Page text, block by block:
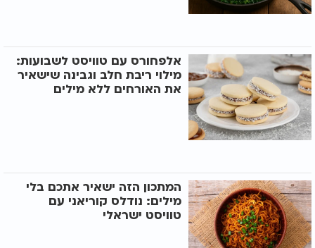
אלפחורס עם טוויסט לשבועות:
מילוי ריבת חלב וגבינה שישאיר
את האורחים ללא מילים
המתכון הזה ישאיר אתכם בלי
מילים: נודלס קוריאני עם
טוויסט ישראלי